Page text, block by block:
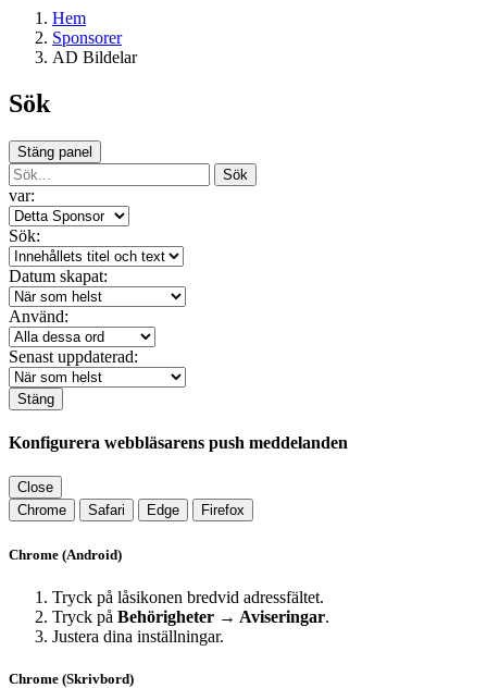
Hem
Sponsorer
AD Bildelar
Sök
Stäng panel
Sök
var:
Sök:
Datum skapat:
Använd:
Senast uppdaterad:
Stäng
Konfigurera webbläsarens push meddelanden
Close
Chrome
Safari Edge Firefox
Chrome (Android)
Tryck på låsikonen bredvid adressfältet.
Tryck på Behörigheter → Aviseringar.
Justera dina inställningar.
Chrome (Skrivbord)